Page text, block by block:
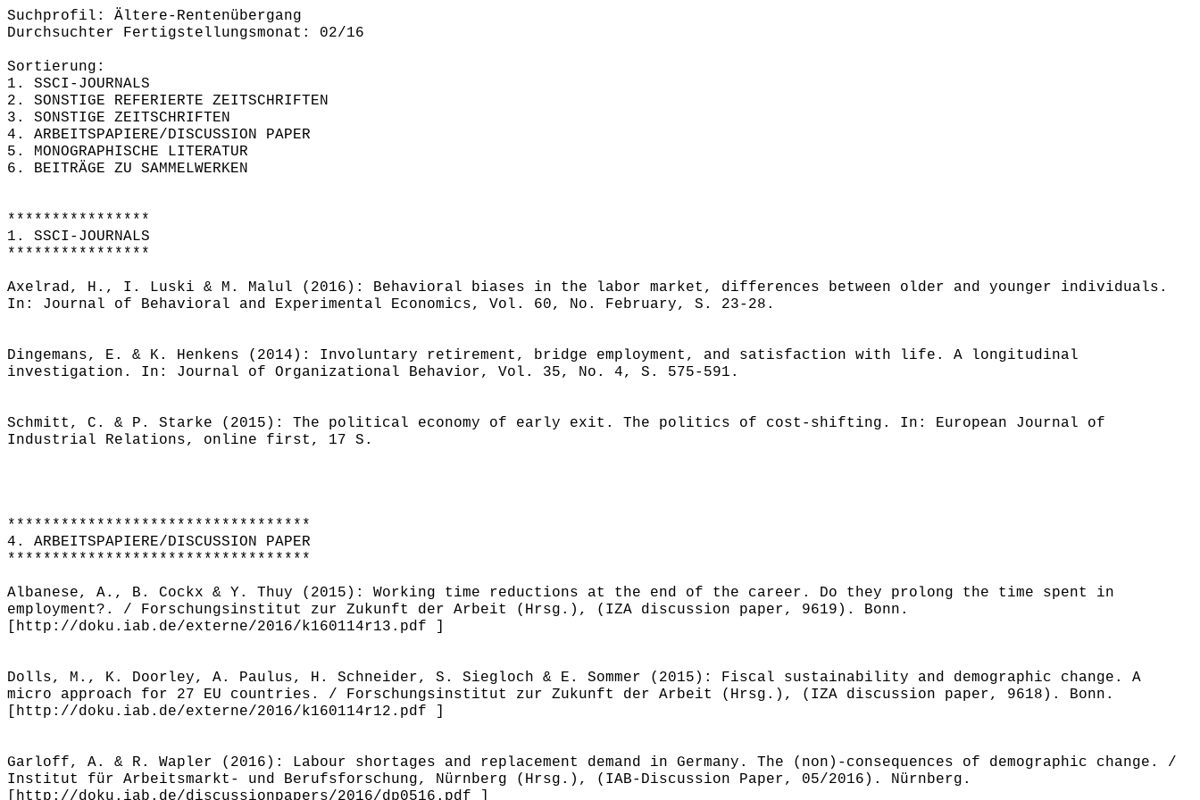
Suchprofil: Ältere-Rentenübergang
Durchsuchter Fertigstellungsmonat: 02/16
Sortierung:
1. SSCI-JOURNALS
2. SONSTIGE REFERIERTE ZEITSCHRIFTEN
3. SONSTIGE ZEITSCHRIFTEN
4. ARBEITSPAPIERE/DISCUSSION PAPER
5. MONOGRAPHISCHE LITERATUR
6. BEITRÄGE ZU SAMMELWERKEN
****************
1. SSCI-JOURNALS
****************
Axelrad, H., I. Luski & M. Malul (2016): Behavioral biases in the labor market, differences between older and younger individuals.
In: Journal of Behavioral and Experimental Economics, Vol. 60, No. February, S. 23-28.
Dingemans, E. & K. Henkens (2014): Involuntary retirement, bridge employment, and satisfaction with life. A longitudinal
investigation. In: Journal of Organizational Behavior, Vol. 35, No. 4, S. 575-591.
Schmitt, C. & P. Starke (2015): The political economy of early exit. The politics of cost-shifting. In: European Journal of
Industrial Relations, online first, 17 S.
**********************************
4. ARBEITSPAPIERE/DISCUSSION PAPER
**********************************
Albanese, A., B. Cockx & Y. Thuy (2015): Working time reductions at the end of the career. Do they prolong the time spent in
employment?. / Forschungsinstitut zur Zukunft der Arbeit (Hrsg.), (IZA discussion paper, 9619). Bonn.
[http://doku.iab.de/externe/2016/k160114r13.pdf ]
Dolls, M., K. Doorley, A. Paulus, H. Schneider, S. Siegloch & E. Sommer (2015): Fiscal sustainability and demographic change. A
micro approach for 27 EU countries. / Forschungsinstitut zur Zukunft der Arbeit (Hrsg.), (IZA discussion paper, 9618). Bonn.
[http://doku.iab.de/externe/2016/k160114r12.pdf ]
Garloff, A. & R. Wapler (2016): Labour shortages and replacement demand in Germany. The (non)-consequences of demographic change. /
Institut für Arbeitsmarkt- und Berufsforschung, Nürnberg (Hrsg.), (IAB-Discussion Paper, 05/2016). Nürnberg.
[http://doku.iab.de/discussionpapers/2016/dp0516.pdf ]